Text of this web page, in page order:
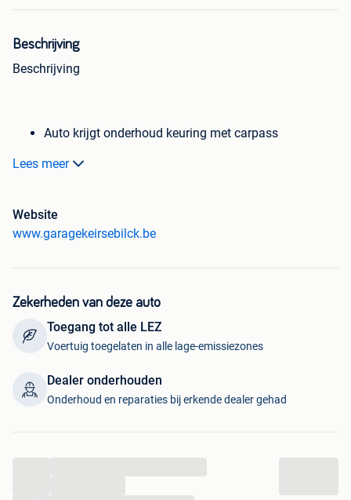
Beschrijving
Beschrijving
Auto krijgt onderhoud keuring met carpass
In nieuw staat
MET GARANTIE
TREKHAAK
pdc ACHTER
Lees meer
Website
www.garagekeirsebilck.be
Zekerheden van deze auto
Toegang tot alle LEZ
Voertuig toegelaten in alle lage-emissiezones
Dealer onderhouden
Onderhoud en reparaties bij erkende dealer gehad